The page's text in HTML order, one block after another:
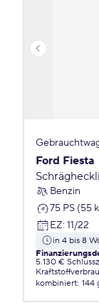
Ford Fiesta
Benzin
75 PS (55
EZ: 11/22
in 4 bis 8
5.130 €
kombiniert: 144